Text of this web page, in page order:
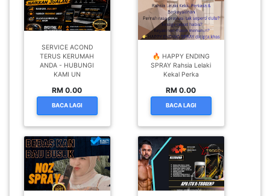
SERVICE ACOND
TERUS KERUMAH
ANDA - HUBUNGI
KAMI UN
RM 0.00
BACA LAGI
🔥 HAPPY ENDING
SPRAY Rahsia Lelaki
Kekal Perka
RM 0.00
BACA LAGI